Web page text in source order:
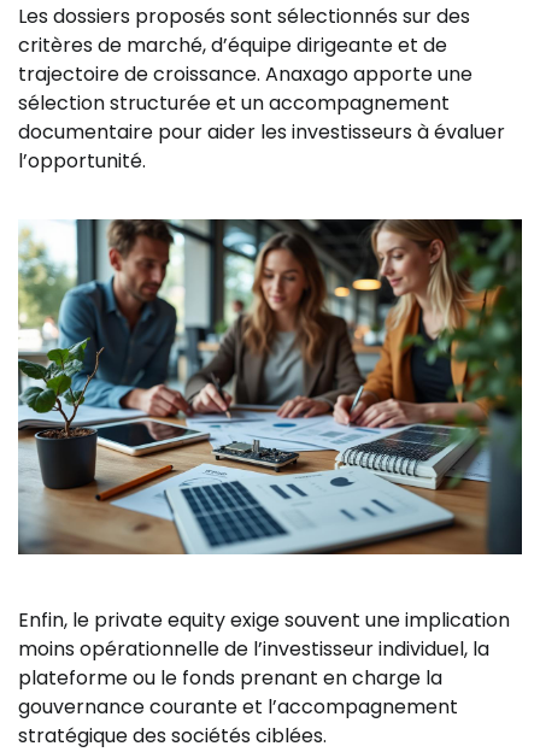
Les dossiers proposés sont sélectionnés sur des
critères de marché, d’équipe dirigeante et de
trajectoire de croissance. Anaxago apporte une
sélection structurée et un accompagnement
documentaire pour aider les investisseurs à évaluer
l’opportunité.
Enfin, le private equity exige souvent une implication
moins opérationnelle de l’investisseur individuel, la
plateforme ou le fonds prenant en charge la
gouvernance courante et l’accompagnement
stratégique des sociétés ciblées.